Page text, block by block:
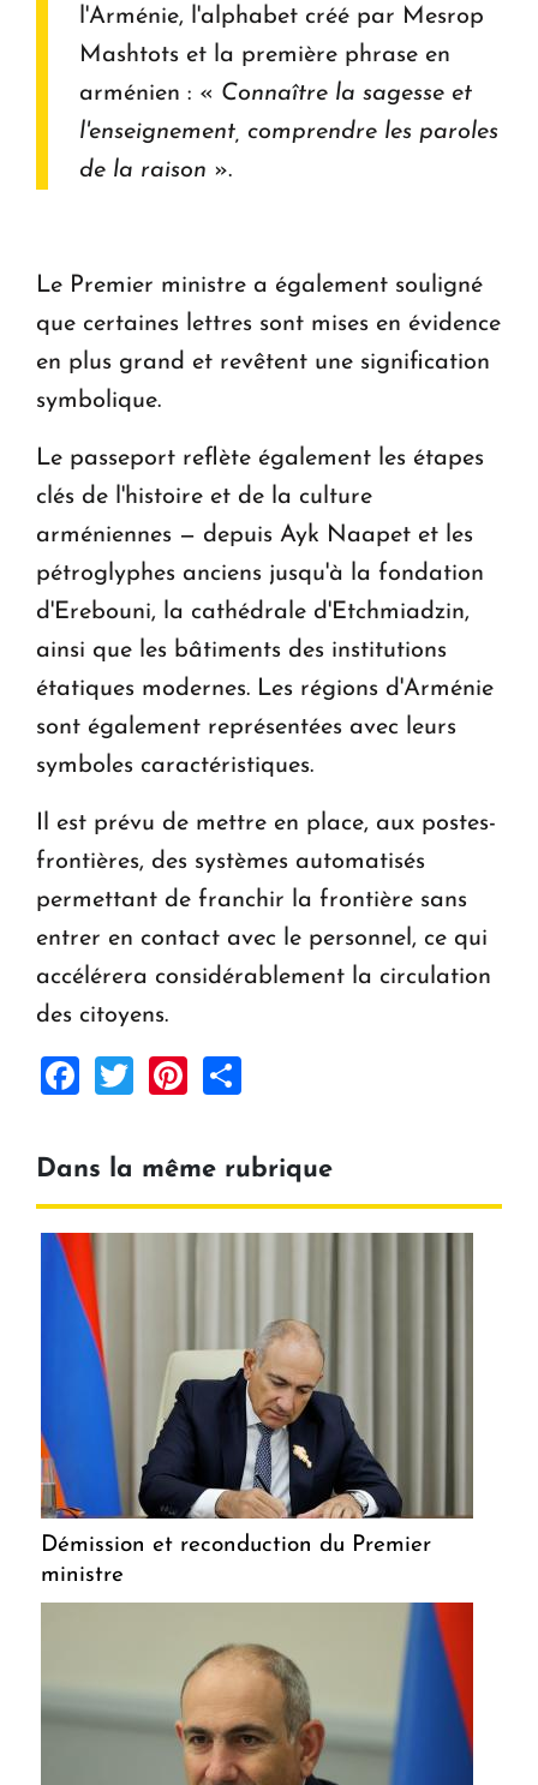
l'Arménie, l'alphabet créé par Mesrop
Mashtots et la première phrase en
arménien : « Connaître la sagesse et
l'enseignement, comprendre les paroles
de la raison ».
Le Premier ministre a également souligné
que certaines lettres sont mises en évidence
en plus grand et revêtent une signification
symbolique.
Le passeport reflète également les étapes
clés de l'histoire et de la culture
arméniennes — depuis Ayk Naapet et les
pétroglyphes anciens jusqu'à la fondation
d'Erebouni, la cathédrale d'Etchmiadzin,
ainsi que les bâtiments des institutions
étatiques modernes. Les régions d'Arménie
sont également représentées avec leurs
symboles caractéristiques.
Il est prévu de mettre en place, aux postes-
frontières, des systèmes automatisés
permettant de franchir la frontière sans
entrer en contact avec le personnel, ce qui
accélérera considérablement la circulation
des citoyens.
Facebook
TwitterPinterest
Dans la même rubrique
Démission et reconduction du Premier
ministre